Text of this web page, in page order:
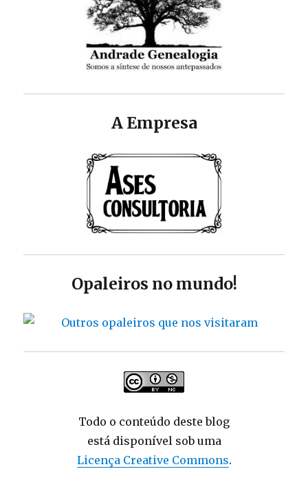
A Empresa
Opaleiros no mundo!
Todo o conteúdo deste blog
está disponível sob uma
Licença Creative Commons.